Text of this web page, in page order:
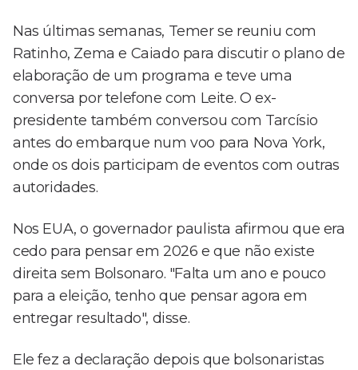
Nas últimas semanas, Temer se reuniu com
Ratinho, Zema e Caiado para discutir o plano de
elaboração de um programa e teve uma
conversa por telefone com Leite. O ex-
presidente também conversou com Tarcísio
antes do embarque num voo para Nova York,
onde os dois participam de eventos com outras
autoridades.
Nos EUA, o governador paulista afirmou que era
cedo para pensar em 2026 e que não existe
direita sem Bolsonaro. "Falta um ano e pouco
para a eleição, tenho que pensar agora em
entregar resultado", disse.
Ele fez a declaração depois que bolsonaristas